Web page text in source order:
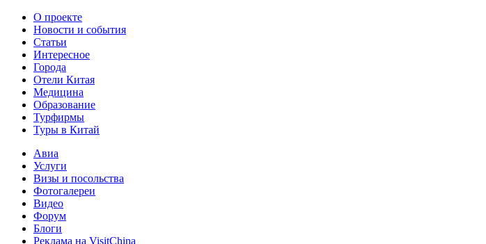
О проекте
Новости и события
Статьи
Интересное
Города
Отели Китая
Медицина
Образование
Турфирмы
Туры в Китай
Авиа
Услуги
Визы и посольства
Фотогалереи
Видео
Форум
Блоги
Реклама на VisitChina